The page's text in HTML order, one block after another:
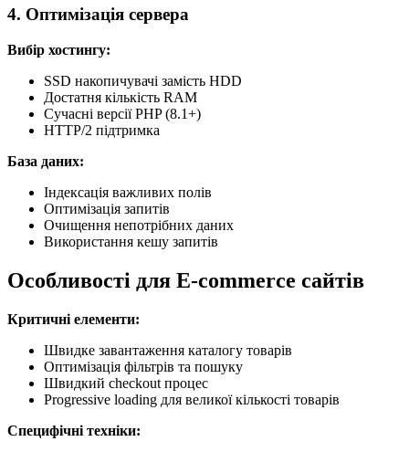
4. Оптимізація сервера
Вибір хостингу:
SSD накопичувачі замість HDD
Достатня кількість RAM
Сучасні версії PHP (8.1+)
HTTP/2 підтримка
База даних:
Індексація важливих полів
Оптимізація запитів
Очищення непотрібних даних
Використання кешу запитів
Особливості для E-commerce сайтів
Критичні елементи:
Швидке завантаження каталогу товарів
Оптимізація фільтрів та пошуку
Швидкий checkout процес
Progressive loading для великої кількості товарів
Специфічні техніки: